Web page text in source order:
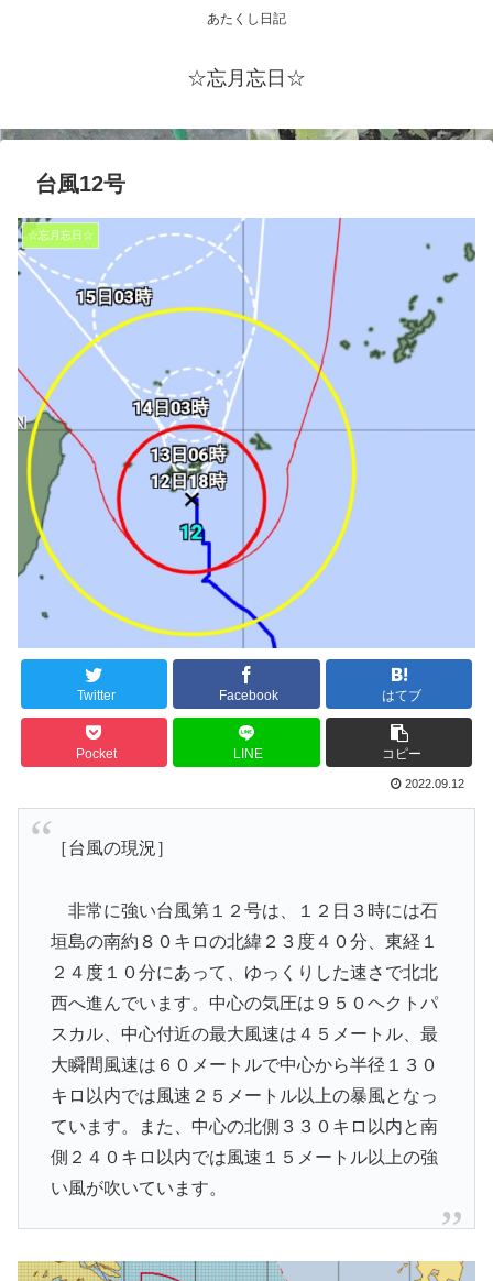
あたくし日記
☆忘月忘日☆
台風12号
☆忘月忘日☆
Twitter Facebook はてブ
Pocket LINE コピー
2022.09.12
［台風の現況］
非常に強い台風第１２号は、１２日３時には石
垣島の南約８０キロの北緯２３度４０分、東経１
２４度１０分にあって、ゆっくりした速さで北北
西へ進んでいます。中心の気圧は９５０ヘクトパ
スカル、中心付近の最大風速は４５メートル、最
大瞬間風速は６０メートルで中心から半径１３０
キロ以内では風速２５メートル以上の暴風となっ
ています。また、中心の北側３３０キロ以内と南
側２４０キロ以内では風速１５メートル以上の強
い風が吹いています。